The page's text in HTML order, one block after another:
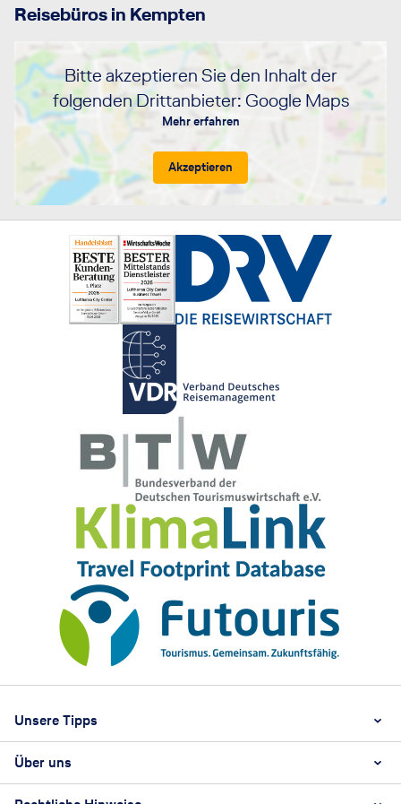
Reisebüros in Kempten
Bitte akzeptieren Sie den Inhalt der
folgenden Drittanbieter: Google Maps
Mehr erfahren
Akzeptieren
Unsere Tipps
Beste Reisezeit
Über uns